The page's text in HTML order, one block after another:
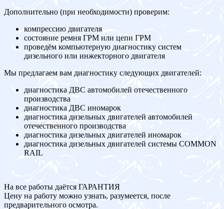
Дополнительно (при необходимости) проверим:
компрессию двигателя
состояние ремня ГРМ или цепи ГРМ
проведём компьютерную диагностику систем
дизельного или инжекторного двигателя
Мы предлагаем вам диагностику следующих двигателей:
диагностика ДВС автомобилей отечественного
производства
диагностика ДВС иномарок
диагностика дизельных двигателей автомобилей
отечественного производства
диагностика дизельных двигателей иномарок
диагностика дизельных двигателей системы COMMON
RAIL
На все работы даётся ГАРАНТИЯ
Цену на работу можно узнать, разумеется, после
предварительного осмотра.